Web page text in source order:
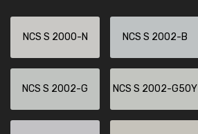
NCS S 2000-N NCS S 2002-B
NCS S 2002-G NCS S 2002-G50Y